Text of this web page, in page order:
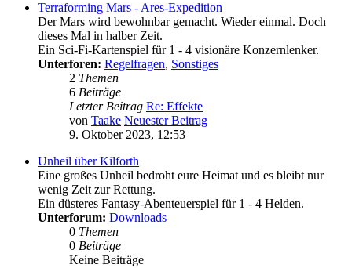
Terraforming Mars - Ares-Expedition
Der Mars wird bewohnbar gemacht. Wieder einmal. Doch
dieses Mal in halber Zeit.
Ein Sci-Fi-Kartenspiel für 1 - 4 visionäre Konzernlenker.
Unterforen: Regelfragen, Sonstiges
2 Themen
6 Beiträge
Letzter Beitrag Re: Effekte
von Taake Neuester Beitrag
9. Oktober 2023, 12:53
Unheil über Kilforth
Eine großes Unheil bedroht eure Heimat und es bleibt nur
wenig Zeit zur Rettung.
Ein düsteres Fantasy-Abenteuerspiel für 1 - 4 Helden.
Unterforum: Downloads
0 Themen
0 Beiträge
Keine Beiträge